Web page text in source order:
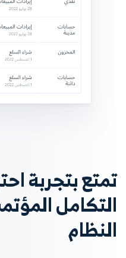
تمتع بتجربة
التكامل
النظام